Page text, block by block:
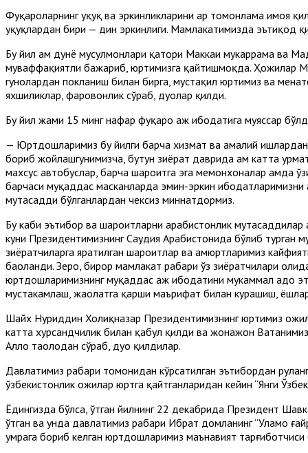
Фуқароларнинг ҳуқуқ ва эркинликларини ҳар томонлама
ҳуқуқлардан бири — дин эркинлиги. Мамлакатимизда
Бу йил ҳам дунё мусулмонлари қатори Маккаи мукаррама ва
муваффақиятли бажариб, юртимизга қайтишмоқда. Ҳожилар
гуноҳлардан покланиш билан бирга, мустақил юртимиз ва
яхшиликлар, фаровонлик сўраб, дуолар қилди.
Бу йил жами 15 минг нафар фуқаро ҳаж ибодатига муяссар
— Юртдошларимиз бу йилги барча хизмат ва амалий
бориб жойлашгунимизча, бутун зиёрат даврида ҳам катта
махсус автобуслар, барча шароитга эга меҳмонхоналар ҳамда
барчаси муқаддас масканларда эмин-эркин
мутасадди бўлганлардан чексиз миннатдормиз.
Бу каби эътибор ва шароитларни арабистонлик мутасаддилар
куни Президентимизнинг Саудия Арабистонида бўлиб
зиёратчиларга яратилган шароитлар ва ҳамюртларимиз
баҳоланди. Зеро, бирор мамлакат раҳбари ўз зиёратчилари
юртдошларимизнинг муқаддас ҳаж ибодатини мукаммал адо
мустаҳкамлаш, жаҳолатга қарши маърифат билан курашиш,
Шайх Нуриддин Холиқназар Президентимизнинг юртимиз
катта хурсандчилик билан қабул қилди ва жонажон
Аллоҳ таолодан сўраб, дуо қилдилар.
Давлатимиз раҳбари томонидан кўрсатилган эътибордан
ўзбекистонлик ҳожилар юртга қайтганларидан кейин “Янги
Ёдингизда бўлса, ўтган йилнинг 22 декабрида Президент
ўтган ва унда давлатимиз раҳбари Ибрат домланинг “Уламо
умрага бориб келган юртдошларимиз маънавият